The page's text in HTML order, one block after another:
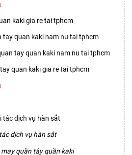
kaki gia re tai tphcm
tay quan kaki nam nu tai tphcm
tay quan kaki nam nu tai tphcm
quan kaki gia re tai tphcm
dịch vụ hàn sắt